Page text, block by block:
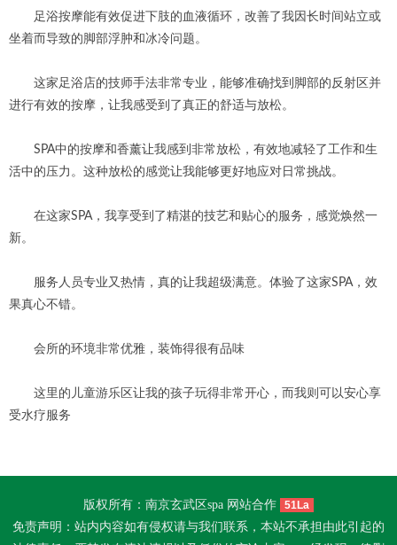
足浴按摩能有效促进下肢的血液循环，改善了我因长时间站立或
坐着而导致的脚部浮肿和冰冷问题。
这家足浴店的技师手法非常专业，能够准确找到脚部的反射区并
进行有效的按摩，让我感受到了真正的舒适与放松。
SPA中的按摩和香薰让我感到非常放松，有效地减轻了工作和生
活中的压力。这种放松的感觉让我能够更好地应对日常挑战。
在这家SPA，我享受到了精湛的技艺和贴心的服务，感觉焕然一
新。
服务人员专业又热情，真的让我超级满意。体验了这家SPA，效
果真心不错。
会所的环境非常优雅，装饰得很有品味
这里的儿童游乐区让我的孩子玩得非常开心，而我则可以安心享
受水疗服务
版权所有：南京玄武区spa 网站合作 51La
免责声明：站内内容如有侵权请与我们联系，本站不承担由此引起的